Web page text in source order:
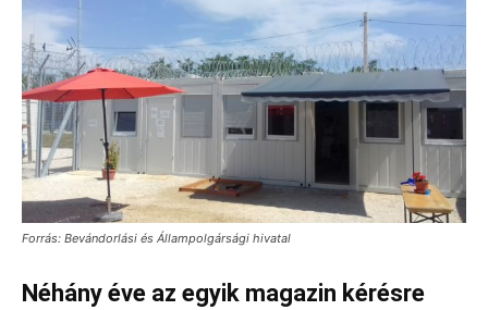
Forrás: Bevándorlási és Állampolgársági hivatal
Néhány éve az egyik magazin kérésre